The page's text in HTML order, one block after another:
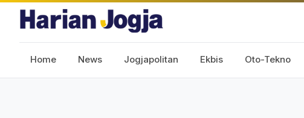
Home News Jogjapolitan Ekbis Oto-Tekno